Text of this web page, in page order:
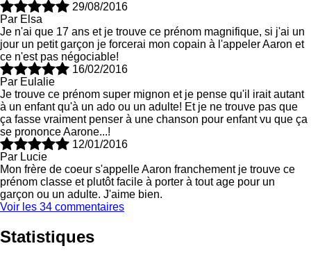
29/08/2016
Par Elsa
Je n'ai que 17 ans et je trouve ce prénom magnifique, si j'ai un
jour un petit garçon je forcerai mon copain à l'appeler Aaron et
ce n'est pas négociable!
16/02/2016
Par Eulalie
Je trouve ce prénom super mignon et je pense qu'il irait autant
à un enfant qu'à un ado ou un adulte! Et je ne trouve pas que
ça fasse vraiment penser à une chanson pour enfant vu que ça
se prononce Aarone...!
12/01/2016
Par Lucie
Mon frère de coeur s'appelle Aaron franchement je trouve ce
prénom classe et plutôt facile à porter à tout age pour un
garçon ou un adulte. J'aime bien.
Voir les 34 commentaires
Statistiques